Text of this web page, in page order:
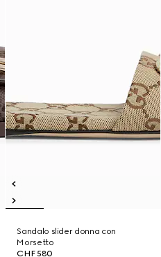
Sandalo slider donna con
Morsetto
CHF 580